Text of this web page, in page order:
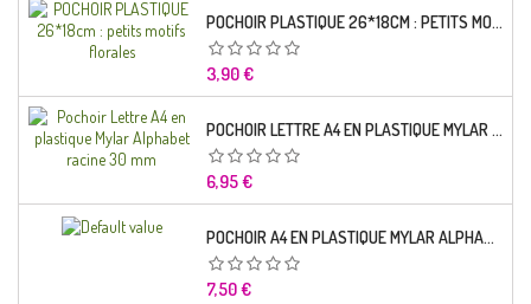
POCHOIR PLASTIQUE 26*18CM : PETITS MOTIFS FLORALES
Prix
3,90 €
POCHOIR LETTRE A4 EN PLASTIQUE MYLAR ALPHABET RACINE 30 MM
Prix
6,95 €
POCHOIR A4 EN PLASTIQUE MYLAR ALPHABET LETTRE TYPO SEGOE 25 MM
Prix
7,50 €